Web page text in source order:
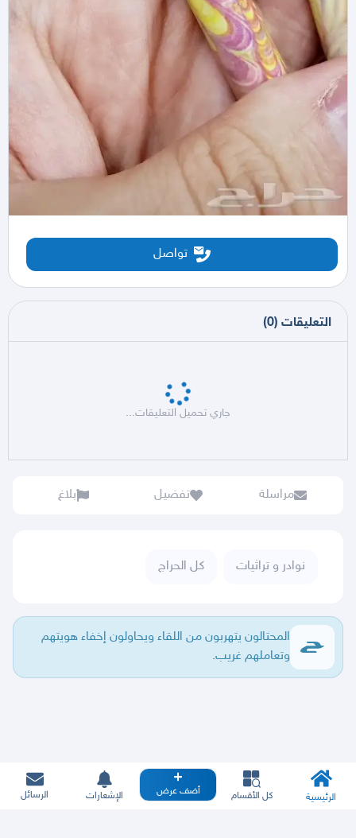
تواصل
التعليقات (
0
)
جاري تحميل التعليقات...
مراسلة تفضيل بلاغ
نوادر و تراثيات كل الحراج
المحتالون يتهربون من اللقاء ويحاولون إخفاء هويتهم
وتعاملهم غريب.
الرئيسية كل الأقسام أضف عرض الإشعارات الرسائل